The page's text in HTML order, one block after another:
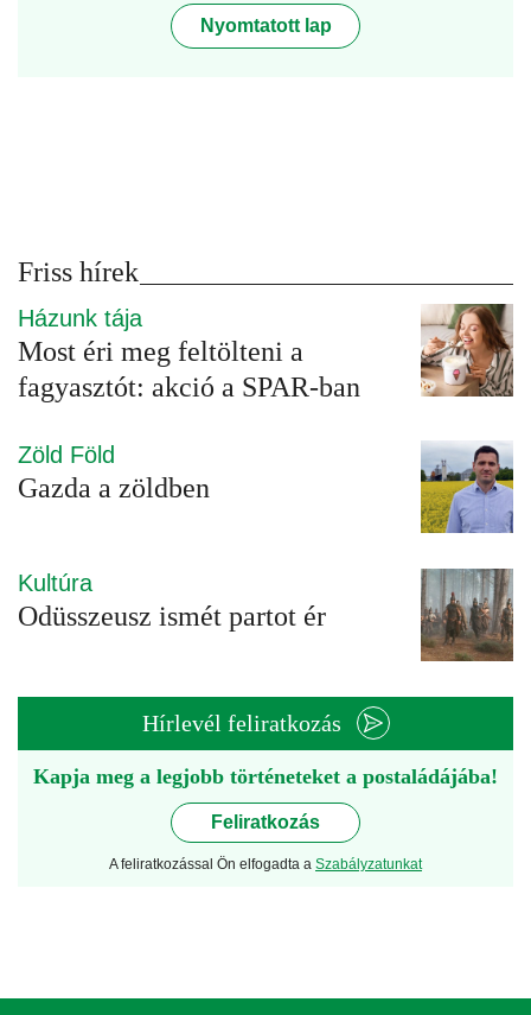
Nyomtatott lap
Friss hírek
Házunk tája
Most éri meg feltölteni a
fagyasztót: akció a SPAR-ban
Zöld Föld
Gazda a zöldben
Kultúra
Odüsszeusz ismét partot ér
Hírlevél feliratkozás
Kapja meg a legjobb történeteket a postaládájába!
Feliratkozás
A feliratkozással Ön elfogadta a Szabályzatunkat